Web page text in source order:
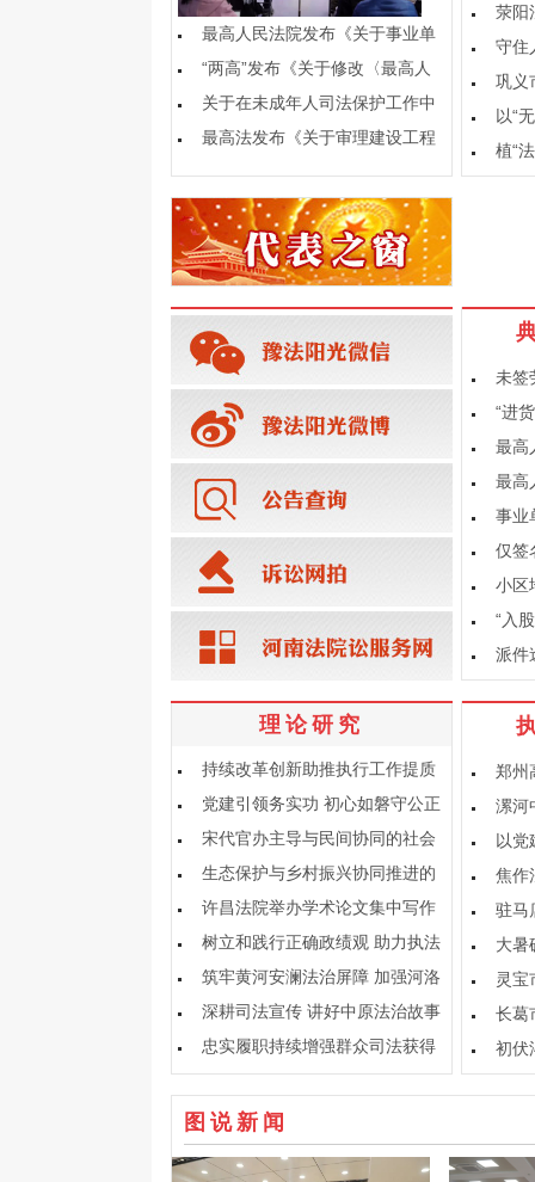
最高人民法院发布《关于事业单
位工作人员脱产参加全
“两高”发布《关于修改〈最高人
民法院、最高人民检
关于在未成年人司法保护工作中
充分发挥银发力量的意
最高法发布《关于审理建设工程
施工合同纠纷案件适用
荥阳
守住
巩义
以“
植“
未签
“进
最高
最高
事业
仅签
小区
“入
派件
理论研究
持续改革创新助推执行工作提质
增效党建引领务实功 初心如磐守公正
宋代官办主导与民间协同的社会
救助格局
生态保护与乡村振兴协同推进的
困境及司法路径
许昌法院举办学术论文集中写作
研讨会树立和践行正确政绩观 助力执法
办案提质增效
筑牢黄河安澜法治屏障 加强河洛
文明司法保护
深耕司法宣传 讲好中原法治故事
忠实履职持续增强群众司法获得
感
郑州
漯河
以
焦作
驻马
大暑
灵宝
长葛
初伏
图说新闻